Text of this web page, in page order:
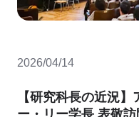
2026/04/14
【研究科長の近況